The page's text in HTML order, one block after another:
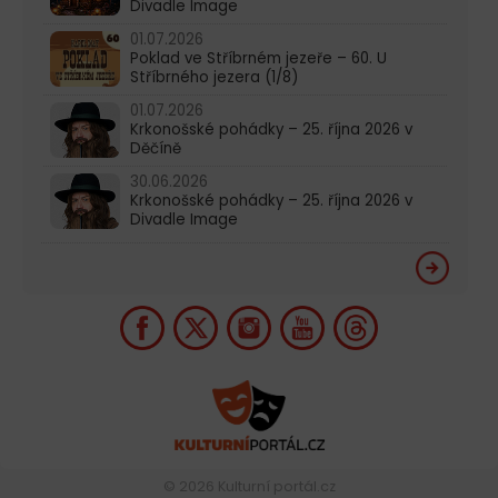
Divadle Image
01.07.2026
Poklad ve Stříbrném jezeře – 60. U
Stříbrného jezera (1/8)
01.07.2026
Krkonošské pohádky – 25. října 2026 v
Děčíně
30.06.2026
Krkonošské pohádky – 25. října 2026 v
Divadle Image
© 2026 Kulturní portál.cz